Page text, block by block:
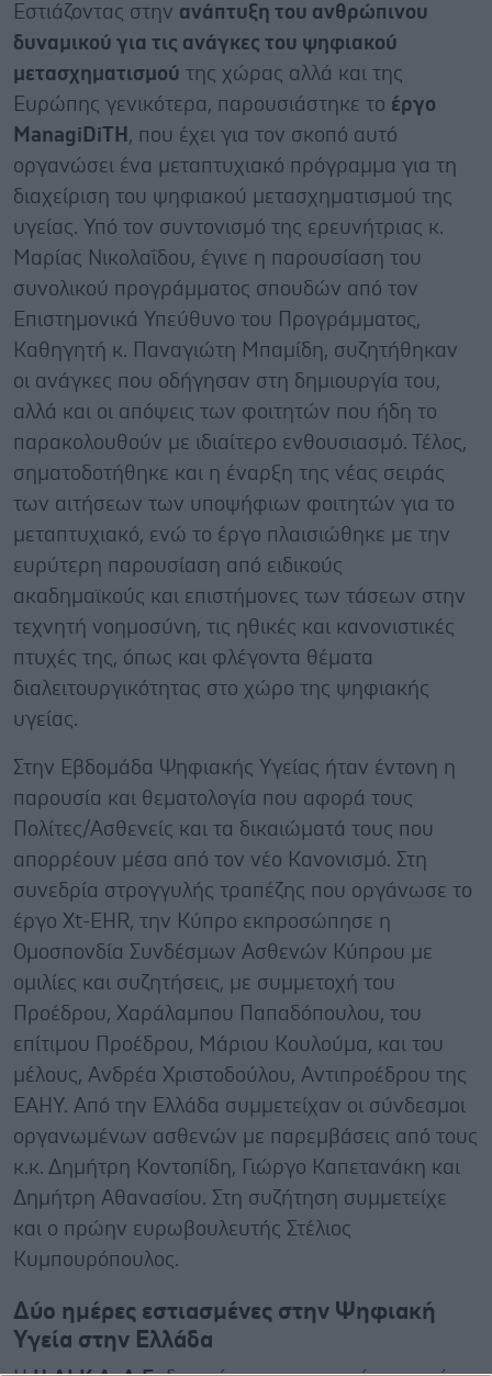
Εστιάζοντας στην ανάπτυξη του ανθρώπινου
δυναμικού για τις ανάγκες του ψηφιακού
μετασχηματισμού της χώρας αλλά και της
Ευρώπης γενικότερα, παρουσιάστηκε το έργο
ManagiDiTH , που έχει για τον σκοπό αυτό
οργανώσει ένα μεταπτυχιακό πρόγραμμα για τη
διαχείριση του ψηφιακού μετασχηματισμού της
υγείας. Υπό τον συντονισμό της ερευνήτριας κ.
Μαρίας Νικολαΐδου, έγινε η παρουσίαση του
συνολικού προγράμματος σπουδών από τον
Επιστημονικά Υπεύθυνο του Προγράμματος,
Καθηγητή κ. Παναγιώτη Μπαμίδη, συζητήθηκαν
οι ανάγκες που οδήγησαν στη δημιουργία του,
αλλά και οι απόψεις των φοιτητών που ήδη το
παρακολουθούν με ιδιαίτερο ενθουσιασμό. Τέλος,
σηματοδοτήθηκε και η έναρξη της νέας σειράς
των αιτήσεων των υποψήφιων φοιτητών για το
μεταπτυχιακό, ενώ το έργο πλαισιώθηκε με την
ευρύτερη παρουσίαση από ειδικούς
ακαδημαϊκούς και επιστήμονες των τάσεων στην
τεχνητή νοημοσύνη, τις ηθικές και κανονιστικές
πτυχές της, όπως και φλέγοντα θέματα
διαλειτουργικότητας στο χώρο της ψηφιακής
υγείας.
Στην Εβδομάδα Ψηφιακής Υγείας ήταν έντονη η
παρουσία και θεματολογία που αφορά τους
Πολίτες/Ασθενείς και τα δικαιώματά τους που
απορρέουν μέσα από τον νέο Κανονισμό. Στη
συνεδρία στρογγυλής τραπέζης που οργάνωσε το
έργο Xt-EHR, την Κύπρο εκπροσώπησε η
Ομοσπονδία Συνδέσμων Ασθενών Κύπρου με
ομιλίες και συζητήσεις, με συμμετοχή του
Προέδρου, Χαράλαμπου Παπαδόπουλου, του
επίτιμου Προέδρου, Μάριου Κουλούμα, και του
μέλους, Ανδρέα Χριστοδούλου, Αντιπροέδρου της
ΕΑΗΥ. Από την Ελλάδα συμμετείχαν οι σύνδεσμοι
οργανωμένων ασθενών με παρεμβάσεις από τους
κ.κ. Δημήτρη Κοντοπίδη, Γιώργο Καπετανάκη και
Δημήτρη Αθανασίου. Στη συζήτηση συμμετείχε
και ο πρώην ευρωβουλευτής Στέλιος
Κυμπουρόπουλος.
Δύο ημέρες εστιασμένες στην Ψηφιακή
Υγεία στην Ελλάδα